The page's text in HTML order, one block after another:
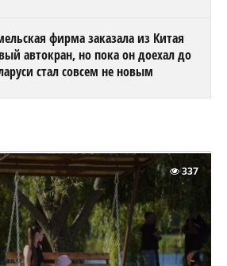
фирма заказала из Китая
автокран, но пока он доехал до
стал совсем не новым
337